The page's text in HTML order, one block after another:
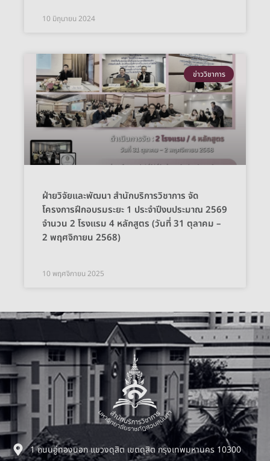
10 มิถุนายน 2024
ข่าววิชาการ
ฝ่ายวิจัยและพัฒนา สำนักบริการวิชาการ จัด
โครงการฝึกอบรมระยะ 1 ประจำปีงบประมาณ 2569
จำนวน 2 โรงแรม 4 หลักสูตร (วันที่ 31 ตุลาคม –
2 พฤศจิกายน 2568)
10 พฤศจิกายน 2025
1 ถนนอู่ทองนอก แขวงดุสิต เขตดุสิต กรุงเทพมหานคร 10300